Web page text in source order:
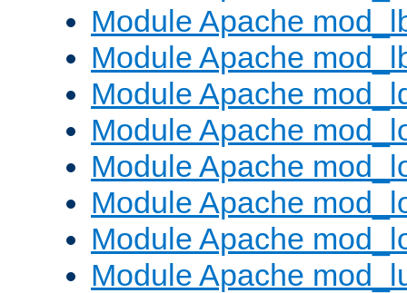
Module Apache
Module Apache
Module Apache
Module Apache
Module Apache
Module Apache
Module Apache
Module Apache